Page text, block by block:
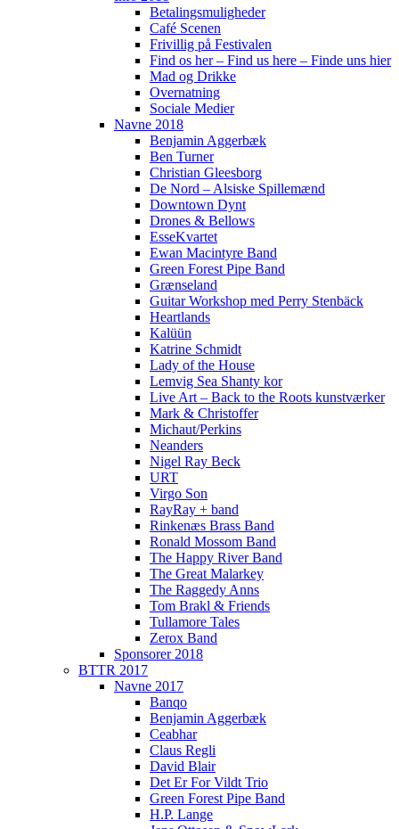
Betalingsmuligheder
Café Scenen
Frivillig på Festivalen
Find os her – Find us here – Finde uns hier
Mad og Drikke
Overnatning
Sociale Medier
Navne 2018
Benjamin Aggerbæk
Ben Turner
Christian Gleesborg
De Nord – Alsiske Spillemænd
Downtown Dynt
Drones & Bellows
EsseKvartet
Ewan Macintyre Band
Green Forest Pipe Band
Grænseland
Guitar Workshop med Perry Stenbäck
Heartlands
Kalüün
Katrine Schmidt
Lady of the House
Lemvig Sea Shanty kor
Live Art – Back to the Roots kunstværker
Mark & Christoffer
Michaut/Perkins
Neanders
Nigel Ray Beck
URT
Virgo Son
RayRay + band
Rinkenæs Brass Band
Ronald Mossom Band
The Happy River Band
The Great Malarkey
The Raggedy Anns
Tom Brakl & Friends
Tullamore Tales
Zerox Band
Sponsorer 2018
BTTR 2017
Navne 2017
Banqo
Benjamin Aggerbæk
Ceabhar
Claus Regli
David Blair
Det Er For Vildt Trio
Green Forest Pipe Band
H.P. Lange